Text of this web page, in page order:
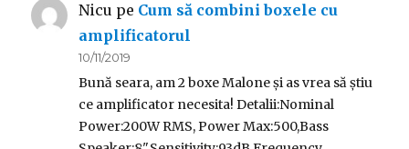
Nicu pe Cum să combini boxele cu
amplificatorul
10/11/2019
Bună seara, am 2 boxe Malone și as vrea să știu
ce amplificator necesita! Detalii:Nominal
Power:200W RMS, Power Max:500,Bass